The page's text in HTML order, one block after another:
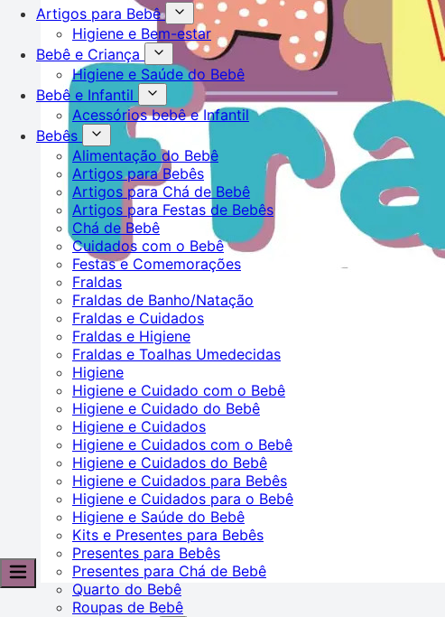
Artigos para Bebê
Higiene e Bem-estar
Bebê e Criança
Higiene e Saúde do Bebê
Bebê e Infantil
Acessórios bebê e Infantil
Bebês
Alimentação do Bebê
Artigos para Bebês
Artigos para Chá de Bebê
Artigos para Festas de Bebês
Chá de Bebê
Cuidados com o Bebê
Festas e Comemorações
Fraldas
Fraldas de Banho/Natação
Fraldas e Cuidados
Fraldas e Higiene
Fraldas e Toalhas Umedecidas
Higiene
Higiene e Cuidado com o Bebê
Higiene e Cuidado do Bebê
Higiene e Cuidados
Higiene e Cuidados com o Bebê
Higiene e Cuidados do Bebê
Higiene e Cuidados para Bebês
Higiene e Cuidados para o Bebê
Higiene e Saúde do Bebê
Kits e Presentes para Bebês
Presentes para Bebês
Presentes para Chá de Bebê
Quarto do Bebê
Roupas de Bebê